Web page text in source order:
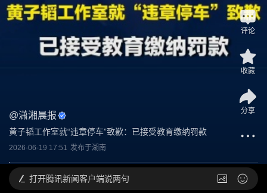
@潇湘晨报
黄子韬工作室就“违章停车”致歉：已接受教育缴纳罚款
2026-06-19 17:51 发布于湖南
评论
收藏
分享
打开腾讯新闻客户端说两句